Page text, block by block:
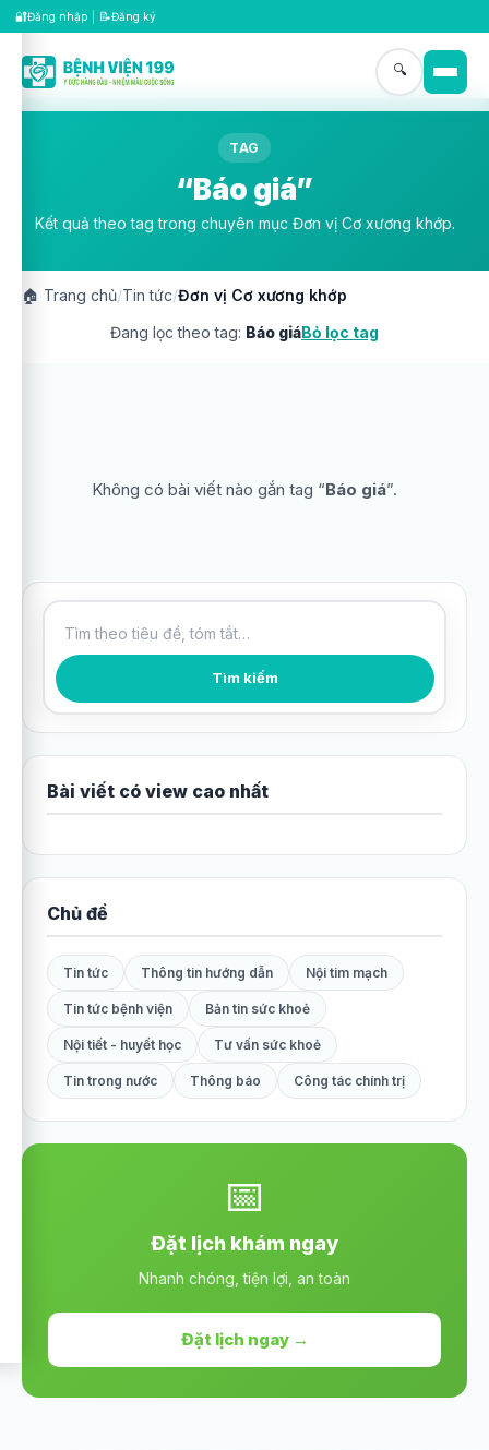
🔐Đăng nhập 📝Đăng ký
🔍
TAG
“Báo giá”
Kết quả theo tag trong chuyên mục Đơn vị Cơ xương khớp.
🏠 Trang chủ/Tin tức/Đơn vị Cơ xương khớp
Đang lọc theo tag: Báo giáBỏ lọc tag
Không có bài viết nào gắn tag “Báo giá”.
Tìm kiếm bài viết Tìm kiếm
Bài viết có view cao nhất
Chủ đề
Tin tức Thông tin hướng dẫn Nội tim mạch
Tin tức bệnh viện Bản tin sức khoẻ
Nội tiết - huyết học Tư vấn sức khoẻ
Tin trong nước Thông báo Công tác chính trị
📅
Đặt lịch khám ngay
Nhanh chóng, tiện lợi, an toàn
Đặt lịch ngay →